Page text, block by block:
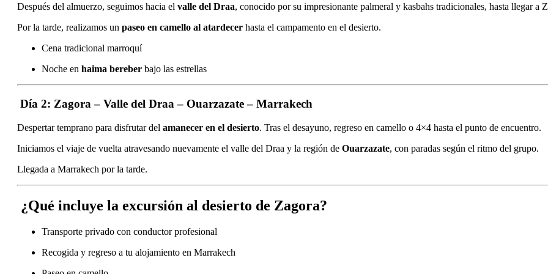
Después del almuerzo, seguimos hacia el valle del Draa, conocido por su impresionante palmeral y kasbahs tradicionales, hasta llegar a
Por la tarde, realizamos un paseo en camello al atardecer hasta el campamento en el desierto.
Cena tradicional marroquí
Noche en haima bereber bajo las estrellas
Día 2: Zagora – Valle del Draa – Ouarzazate – Marrakech
Despertar temprano para disfrutar del amanecer en el desierto. Tras el desayuno, regreso en camello o 4×4 hasta el punto de encuentro.
Iniciamos el viaje de vuelta atravesando nuevamente el valle del Draa y la región de Ouarzazate, con paradas según el ritmo del grupo.
Llegada a Marrakech por la tarde.
¿Qué incluye la excursión al desierto de Zagora?
Transporte privado con conductor profesional
Recogida y regreso a tu alojamiento en Marrakech